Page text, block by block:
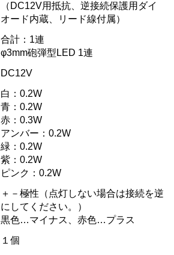
（DC12V用抵抗、逆接続保護用ダイ
オード内蔵、リード線付属）
合計：1連
φ3mm砲弾型LED 1連
DC12V
白：0.2W
青：0.2W
赤：0.3W
アンバー：0.2W
緑：0.2W
紫：0.2W
ピンク：0.2W
＋－極性（点灯しない場合は接続を逆
にしてください。）
黒色…マイナス、赤色…プラス
１個